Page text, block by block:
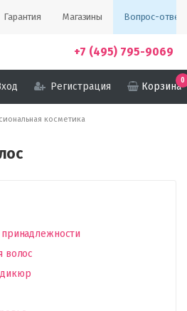
Гарантия Магазины Вопрос-ответ
+7 (495) 795-9069
Регистрация Корзина
0
косметика
волос